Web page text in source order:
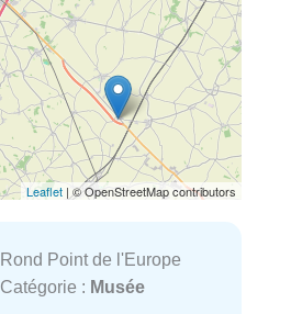
Leaflet | © OpenStreetMap contributors
Rond Point de l'Europe
Catégorie : Musée